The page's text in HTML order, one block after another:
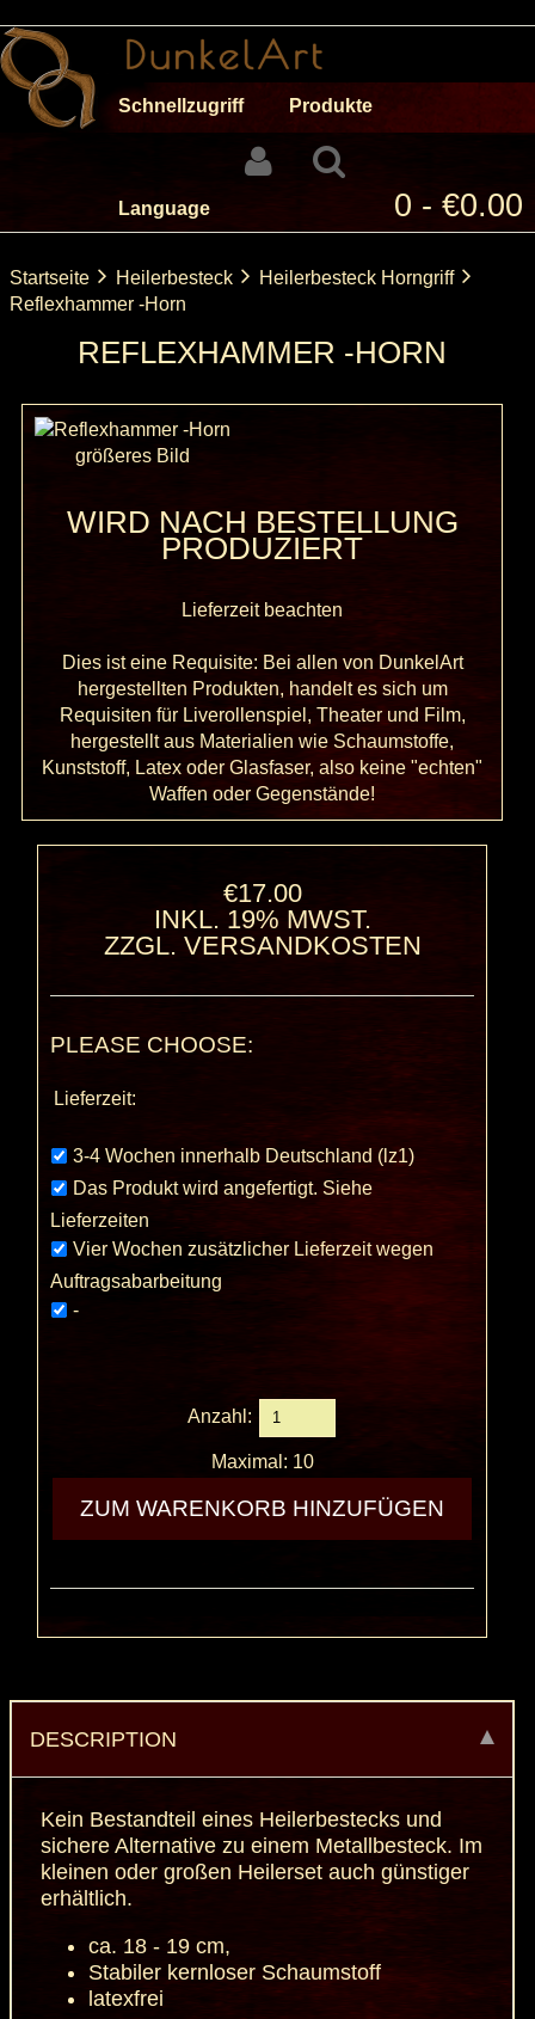
Schnellzugriff Produkte
Language 0 - €0.00
Startseite Heilerbesteck
Heilerbesteck Horngriff
Reflexhammer -Horn
REFLEXHAMMER -HORN
größeres Bild
WIRD NACH BESTELLUNG
PRODUZIERT
Lieferzeit beachten
Dies ist eine Requisite: Bei allen von DunkelArt
hergestellten Produkten, handelt es sich um
Requisiten für Liverollenspiel, Theater und Film,
hergestellt aus Materialien wie Schaumstoffe,
Kunststoff, Latex oder Glasfaser, also keine "echten"
Waffen oder Gegenstände!
€17.00
INKL. 19% MWST.
ZZGL. VERSANDKOSTEN
PLEASE CHOOSE:
Lieferzeit:
3-4 Wochen innerhalb Deutschland (lz1)
Das Produkt wird angefertigt. Siehe
Lieferzeiten
Vier Wochen zusätzlicher Lieferzeit wegen
Auftragsabarbeitung
-
Anzahl:
Maximal: 10
DESCRIPTION
Kein Bestandteil eines Heilerbestecks und
sichere Alternative zu einem Metallbesteck. Im
kleinen oder großen Heilerset auch günstiger
erhältlich.
ca. 18 - 19 cm,
Stabiler kernloser Schaumstoff
latexfrei